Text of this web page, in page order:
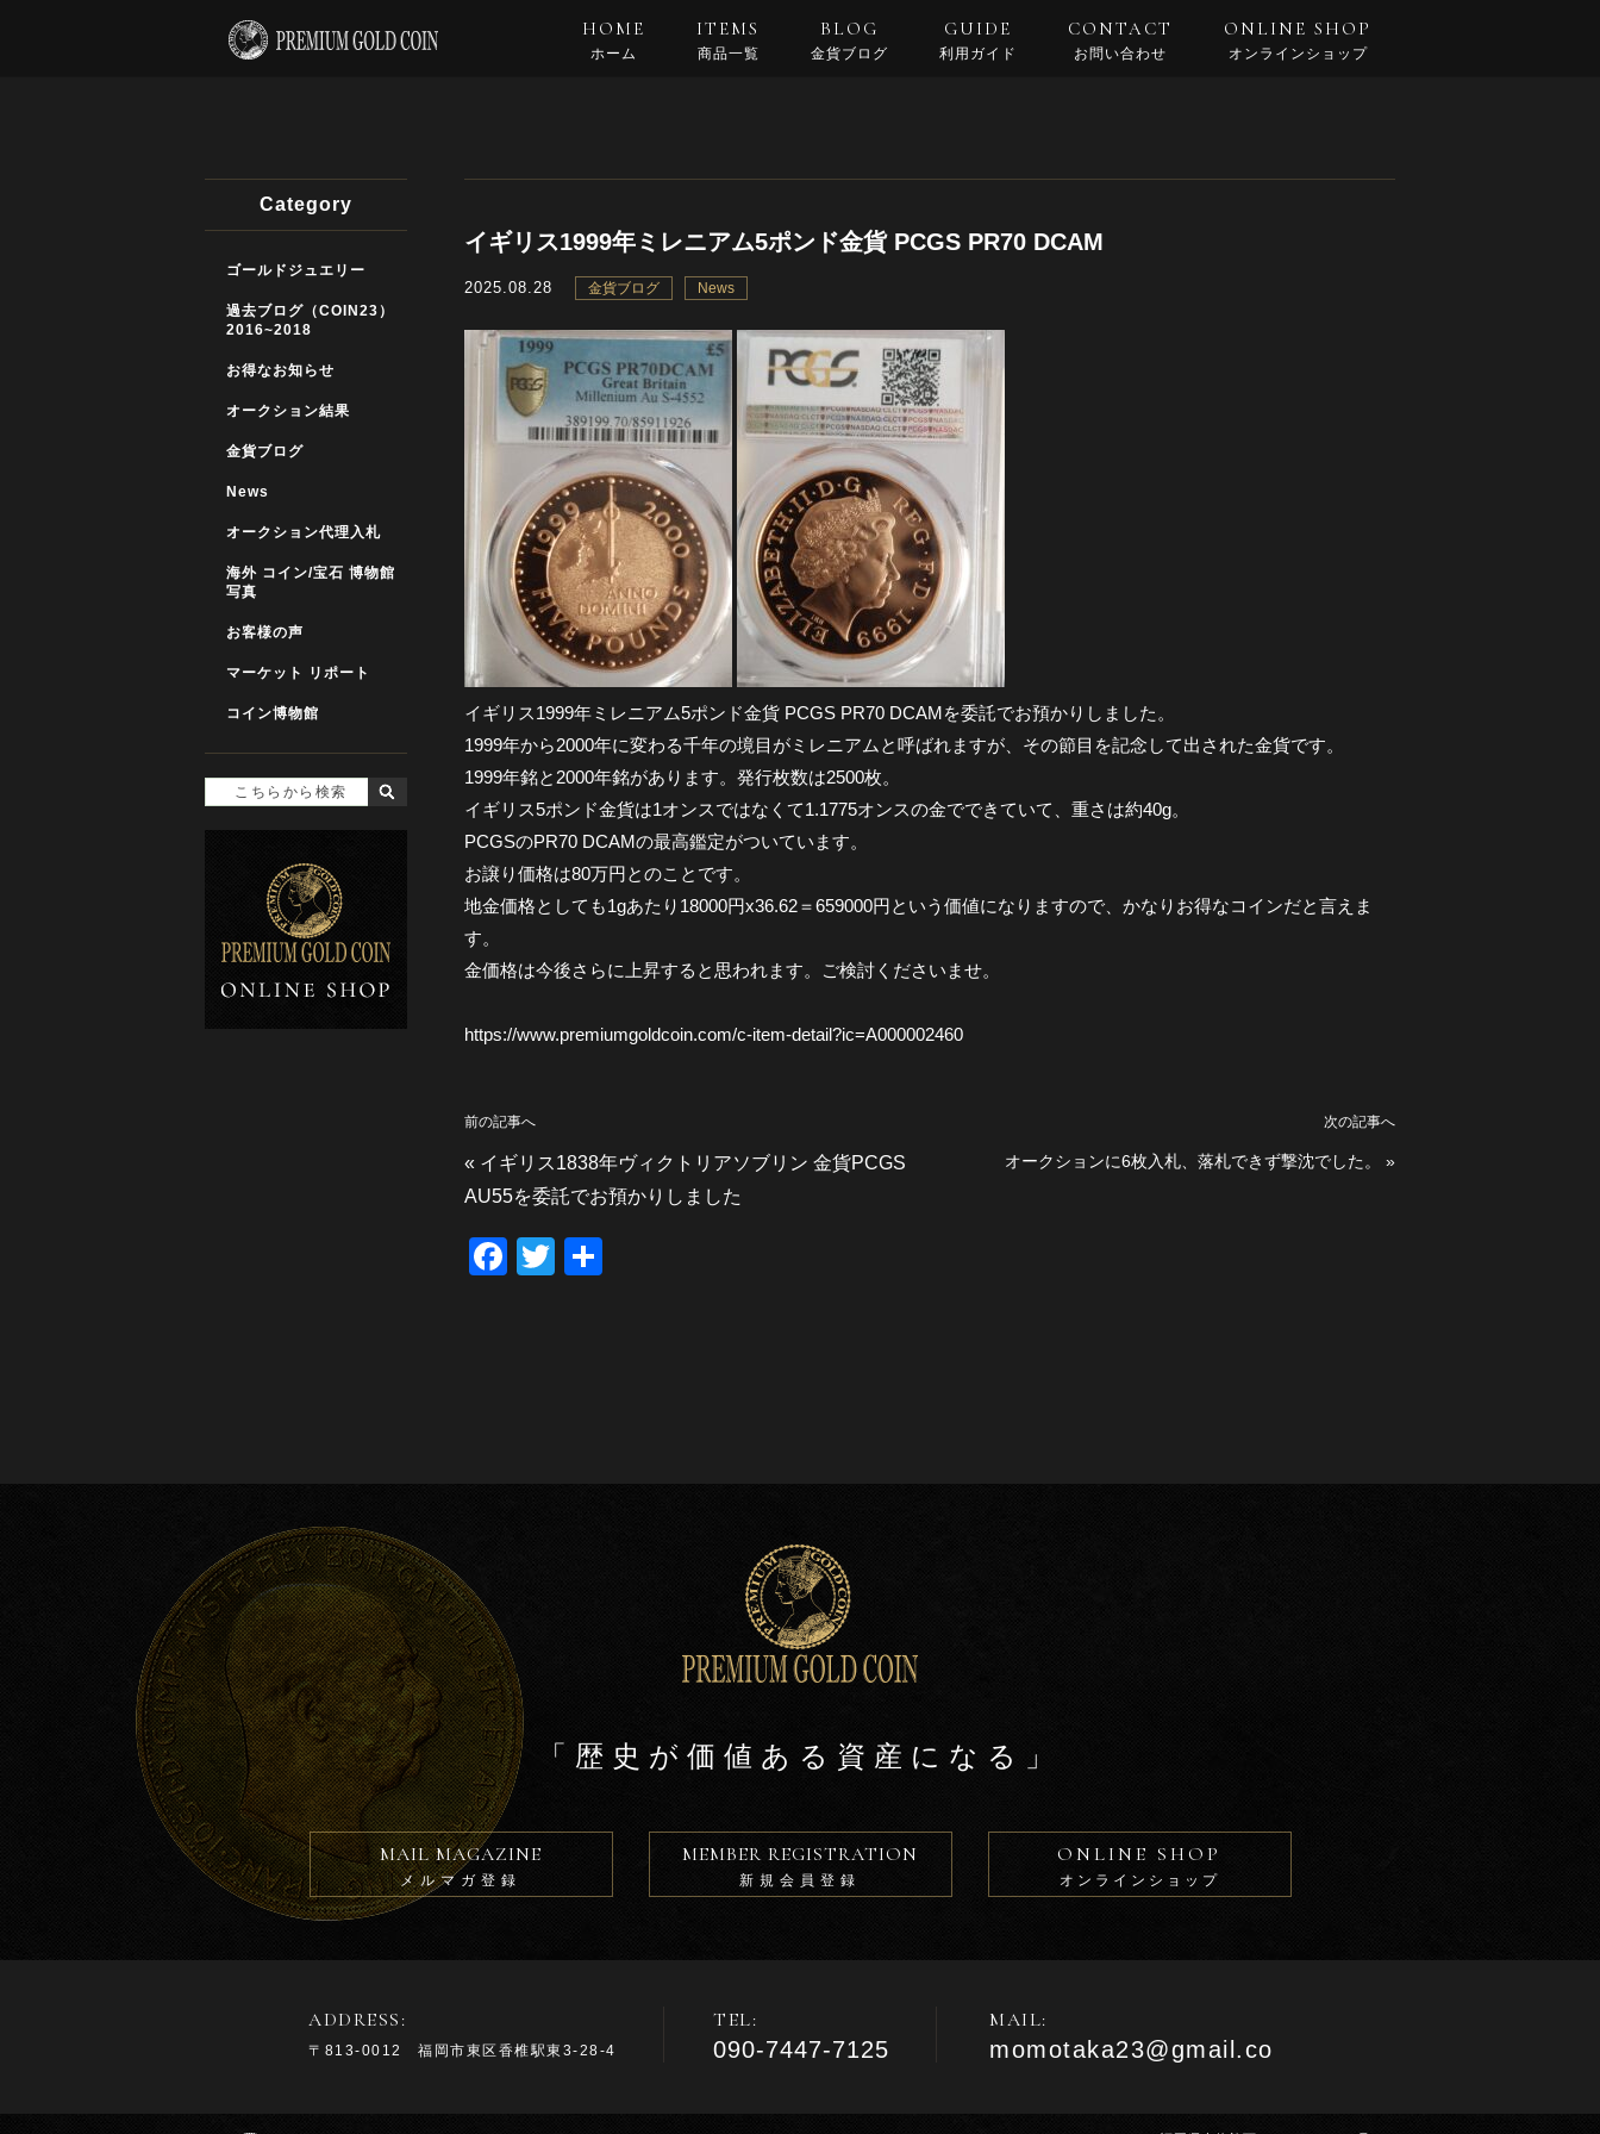
HOME
ホーム
ITEMS
商品一覧
BLOG
金貨ブログ
GUIDE
利用ガイド
CONTACT
お問い合わせ
ONLINE SHOP
オンラインショップ
イギリス1999年ミレニアム5ポンド金貨 PCGS PR70 DCAM
2025.08.28 金貨ブログ News
イギリス1999年ミレニアム5ポンド金貨 PCGS PR70 DCAMを委託でお預かりしました。
1999年から2000年に変わる千年の境目がミレニアムと呼ばれますが、その節目を記念して出された金貨です。
1999年銘と2000年銘があります。発行枚数は2500枚。
イギリス5ポンド金貨は1オンスではなくて1.1775オンスの金でできていて、重さは約40g。
PCGSのPR70 DCAMの最高鑑定がついています。
お譲り価格は80万円とのことです。
地金価格としても1gあたり18000円x36.62＝659000円という価値になりますので、かなりお得なコインだと言えま
す。
金価格は今後さらに上昇すると思われます。ご検討くださいませ。
https://www.premiumgoldcoin.com/c-item-detail?ic=A000002460
前の記事へ
« イギリス1838年ヴィクトリアソブリン 金貨PCGS
AU55を委託でお預かりしました
次の記事へ
オークションに6枚入札、落札できず撃沈でした。 »
F
o
T
Category
ゴールドジュエリー
過去ブログ（COIN23）
2016~2018
お得なお知らせ
オークション結果
金貨ブログ
News
オークション代理入札
海外 コイン/宝石 博物館
写真
お客様の声
マーケット リポート
コイン博物館
「歴史が価値ある資産になる」
MAIL MAGAZINE
メルマガ登録
MEMBER REGISTRATION
新規会員登録
ONLINE SHOP
オンラインショップ
ADDRESS:
〒813-0012 福岡市東区香椎駅東3-28-4
TEL:
090-7447-7125
MAIL:
momotaka23@gmail.co